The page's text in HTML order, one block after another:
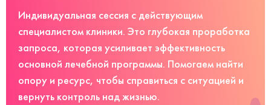
Индивидуальная сессия с действующим
специалистом клиники. Это глубокая проработка
запроса, которая усиливает эффективность
основной лечебной программы. Помогаем найти
опору и ресурс, чтобы справиться с ситуацией и
вернуть контроль над жизнью.